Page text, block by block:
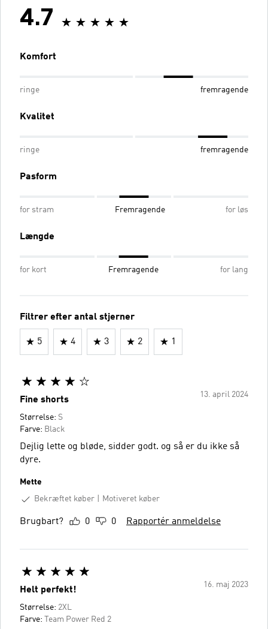
4.7
Komfort
ringe fremragende
Kvalitet
ringe fremragende
Pasform
for stram Fremragende for løs
Længde
for kort Fremragende for lang
Filtrer efter antal stjerner
5 4 3 2 1
13. april 2024
Fine shorts
Størrelse: S
Farve: Black
Dejlig lette og bløde, sidder godt. og så er du ikke så
dyre.
Mette
Bekræftet køber
Motiveret køber
Brugbart? 0 0 Rapportér anmeldelse
16. maj 2023
Helt perfekt!
Størrelse: 2XL
Farve: Team Power Red 2